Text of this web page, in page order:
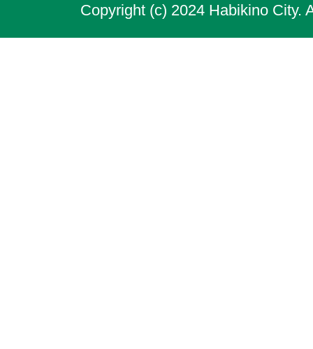
Copyright (c) 2024 Habikino City.